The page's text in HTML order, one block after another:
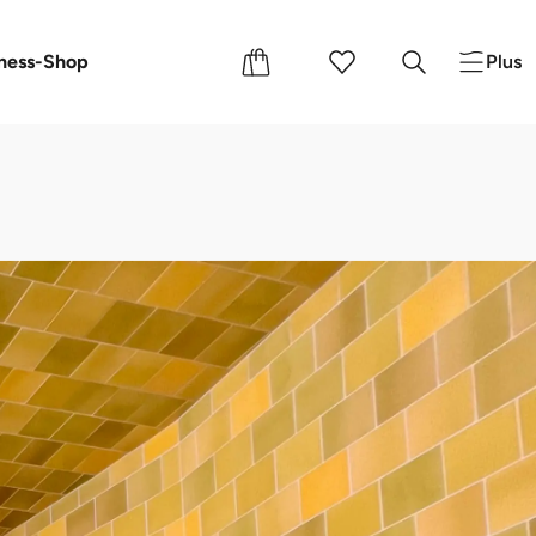
cadeaux
Shop Plus